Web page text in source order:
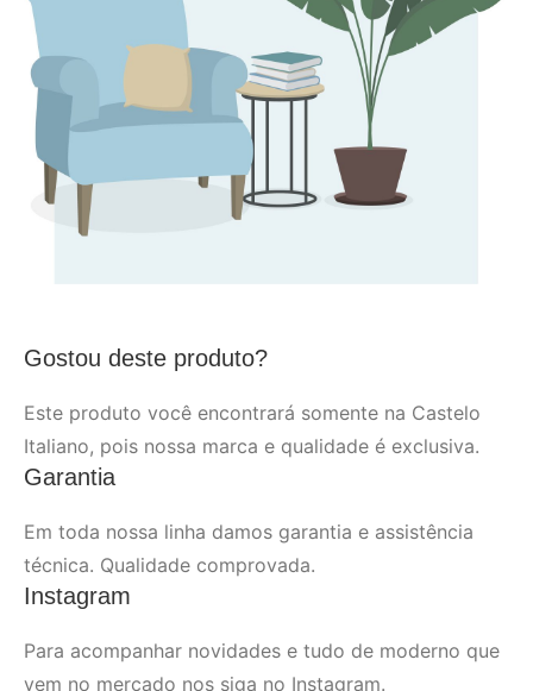
Gostou deste produto?
Este produto você encontrará somente na Castelo
Italiano, pois nossa marca e qualidade é exclusiva.
Garantia
Em toda nossa linha damos garantia e assistência
técnica. Qualidade comprovada.
Instagram
Para acompanhar novidades e tudo de moderno que
vem no mercado nos siga no Instagram.